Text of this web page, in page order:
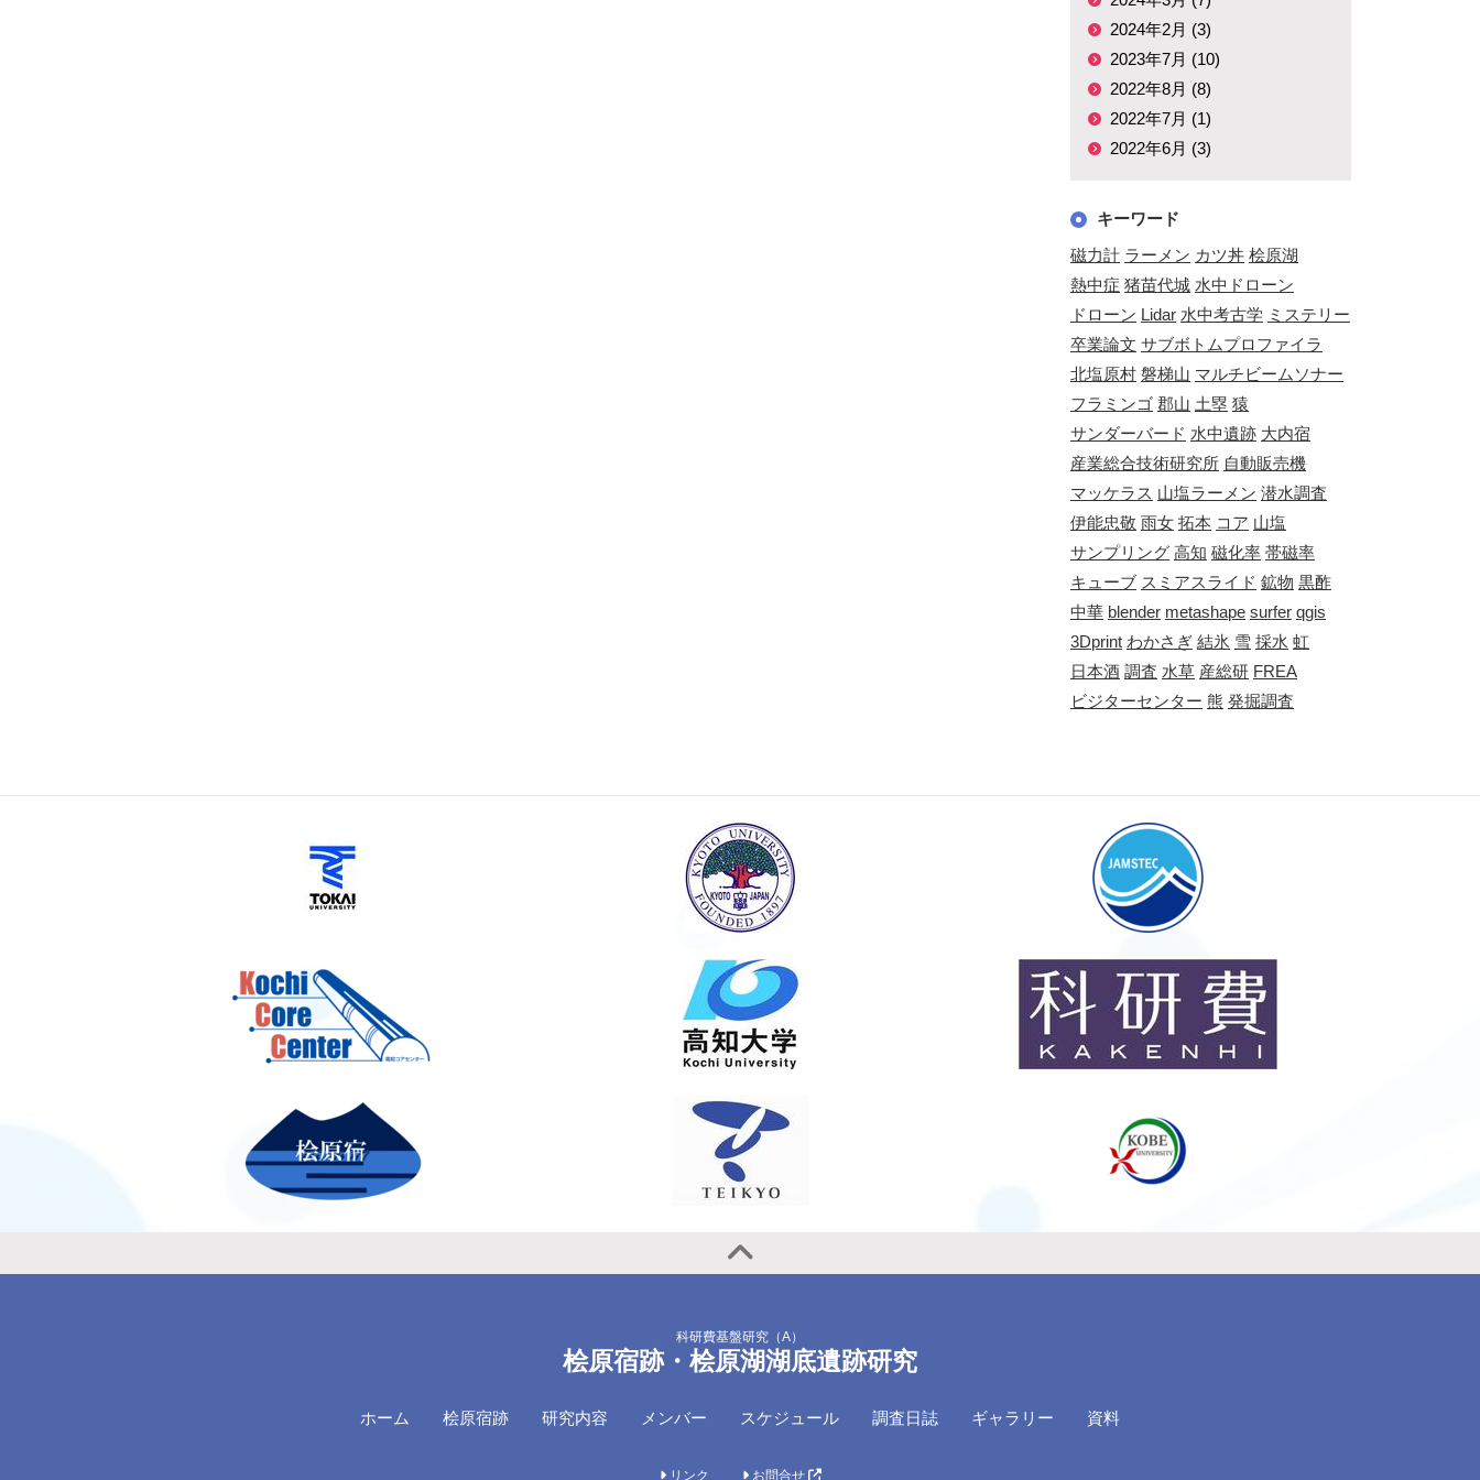
2024年2月 (3)
2023年7月 (10)
2022年8月 (8)
2022年7月 (1)
2022年6月 (3)
キーワード
磁力計 ラーメン カツ丼 桧原湖
熱中症 猪苗代城 水中ドローン
ドローン Lidar 水中考古学 ミステリー
卒業論文 サブボトムプロファイラ
北塩原村 磐梯山 マルチビームソナー
フラミンゴ 郡山 土塁 猿
サンダーバード 水中遺跡 大内宿
産業総合技術研究所 自動販売機
マッケラス 山塩ラーメン 潜水調査
伊能忠敬 雨女 拓本 コア 山塩
サンプリング 高知 磁化率 帯磁率
キューブ スミアスライド 鉱物 黒酢
中華 blender metashape surfer qgis
3Dprint わかさぎ 結氷 雪 採水 虹
日本酒 調査 水草 産総研 FREA
ビジターセンター 熊 発掘調査
科研費基盤研究（A）
桧原宿跡・桧原湖湖底遺跡研究
ホーム 桧原宿跡 研究内容 メンバー スケジュール 調査日誌 ギャラリー 資料
リンク お問合せ